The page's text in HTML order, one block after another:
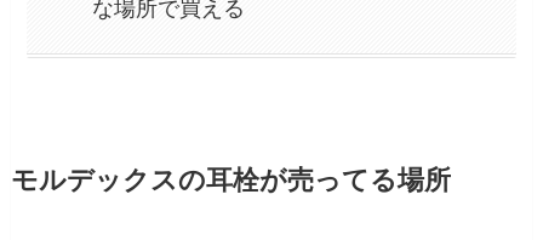
な場所で買える
モルデックスの耳栓が売ってる場所